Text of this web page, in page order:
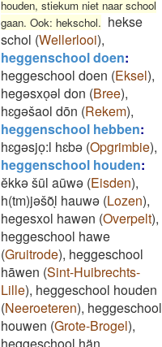
houden, stiekum niet naar school
gaan. Ook: hekschol. hekse
schol (Wellerlooi),
heggenschool doen:
heggeschool doen (Eksel),
hegəsxoͅəl don (Bree),
hɛgəšaol dōn (Rekem),
heggenschool hebben:
hɛgəsjoͅ:l hɛbə (Opgrimbie),
heggenschool houden:
ĕkkə šūl aūwə (Eisden),
h(tm)jəšo͂ͅl hauwə (Lozen),
hegesxol hawən (Overpelt),
heggeschool hawe
(Gruitrode), heggeschool
hāwen (Sint-Huibrechts-
Lille), heggeschool houden
(Neeroeteren), heggeschool
houwen (Grote-Brogel),